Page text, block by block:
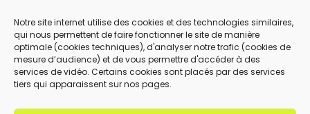
Notre site internet utilise des cookies et des technologies similaires,
qui nous permettent de faire fonctionner le site de manière
optimale (cookies techniques), d'analyser notre trafic (cookies de
mesure d’audience) et de vous permettre d'accéder à des
services de vidéo. Certains cookies sont placés par des services
tiers qui apparaissent sur nos pages.
En utilisant ce formulaire, vous acceptez le
stockage et le traitement de vos données
par ce site.